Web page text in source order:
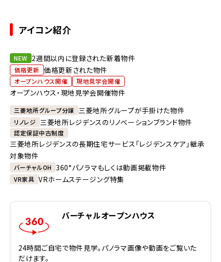
アイコン紹介
NEW 2週間以内に登録された新着物件
価格更新 価格更新された物件
オープンハウス開催 現地見学会開催
オープンハウス・現地見学会開催物件
三菱地所グループ分譲 三菱地所グループが手掛けた物件
リノレジ 三菱地所レジデンスのリノベーションブランド物件
認定保証中古制度
三菱地所レジデンスの長期住宅サービス「レジデンスケア」継承
対象物件
バーチャルOH 360°パノラマもしくは動画掲載物件
VR家具 VRホームステージング特集
バーチャルオープンハウス
24時間ご自宅で物件見学。パノラマ画像や動画をご覧いた
だけます。